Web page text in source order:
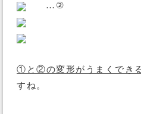
…②
①と②の変形がうまくでき
すね。